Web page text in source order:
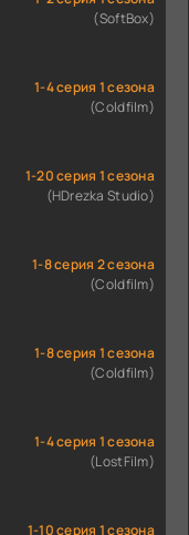
(SoftBox)
1-4 серия 1 сезона
(Coldfilm)
1-20 серия 1 сезона
(HDrezka Studio)
1-8 серия 2 сезона
(Coldfilm)
1-8 серия 1 сезона
(Coldfilm)
1-4 серия 1 сезона
(LostFilm)
1-10 серия 1 сезона